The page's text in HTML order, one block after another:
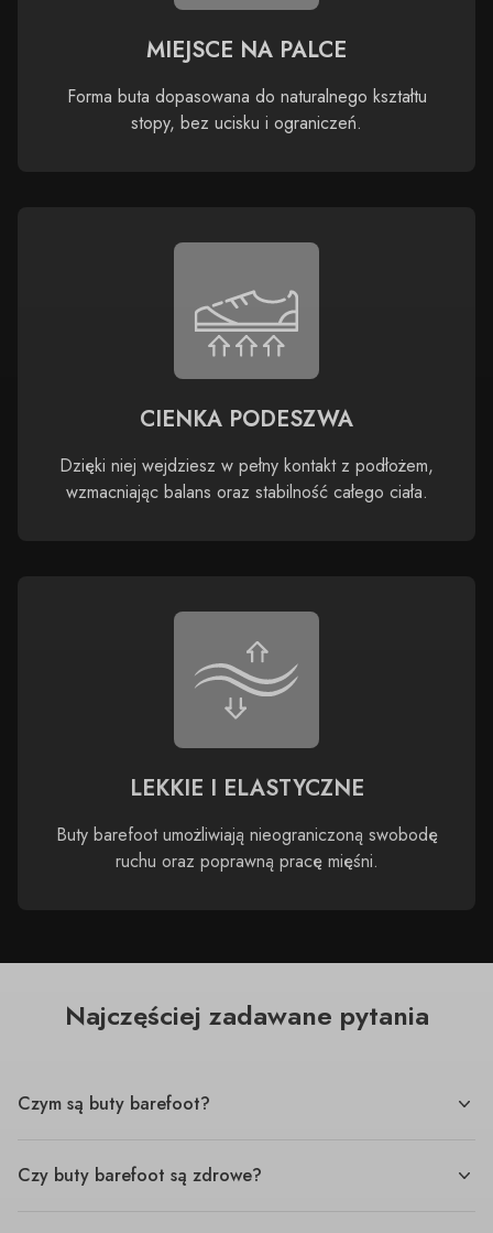
MIEJSCE NA PALCE
Forma buta dopasowana do naturalnego kształtu
stopy, bez ucisku i ograniczeń.
CIENKA PODESZWA
Dzięki niej wejdziesz w pełny kontakt z podłożem,
wzmacniając balans oraz stabilność całego ciała.
LEKKIE I ELASTYCZNE
Buty barefoot umożliwiają nieograniczoną swobodę
ruchu oraz poprawną pracę mięśni.
Najczęściej zadawane pytania
Czym są buty barefoot?
Czy buty barefoot są zdrowe?